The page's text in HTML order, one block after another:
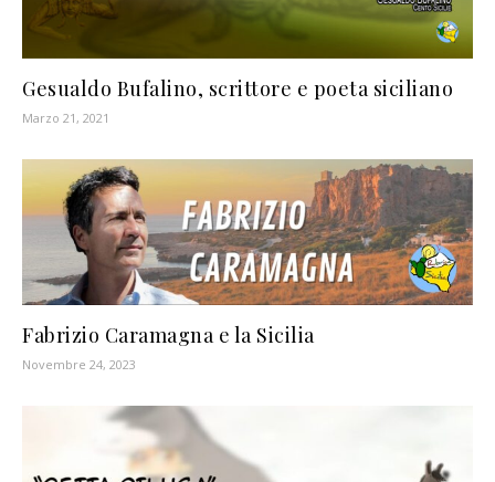
Gesualdo Bufalino, scrittore e poeta siciliano
Marzo 21, 2021
Fabrizio Caramagna e la Sicilia
Novembre 24, 2023